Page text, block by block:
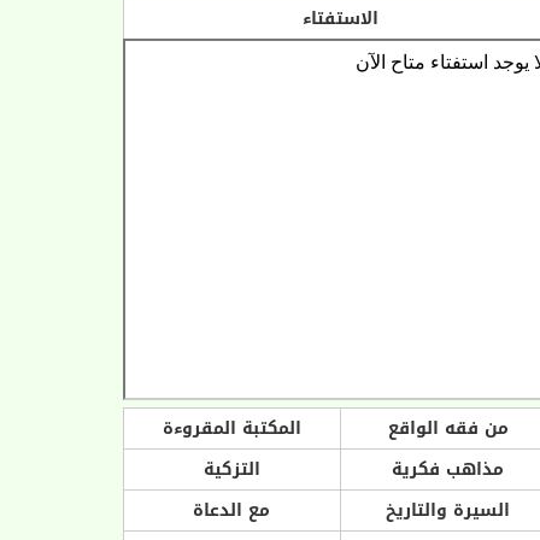
الاستفتاء
من فقه الواقع
المكتبة المقروءة
مذاهب فكرية
التزكية
السيرة والتاريخ
مع الدعاة